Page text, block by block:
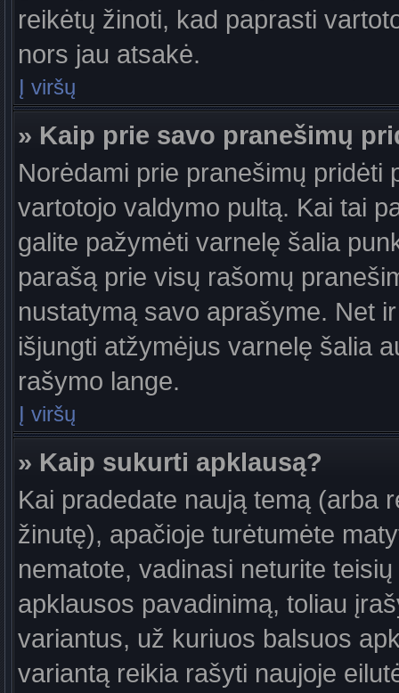
reikėtų žinoti, kad paprasti
nors jau atsakė.
Į viršų
» Kaip prie savo pranešimų
Norėdami prie pranešimų pridėti
vartotojo valdymo pultą. Kai tai
galite pažymėti varnelę šalia
parašą prie visų rašomų
nustatymą savo aprašyme. Net
išjungti atžymėjus varnelę šalia
rašymo lange.
Į viršų
» Kaip sukurti apklausą?
Kai pradedate naują temą (arba
žinutę), apačioje turėtumėte
nematote, vadinasi neturite
apklausos pavadinimą, toliau
variantus, už kuriuos balsuos
variantą reikia rašyti naujoje